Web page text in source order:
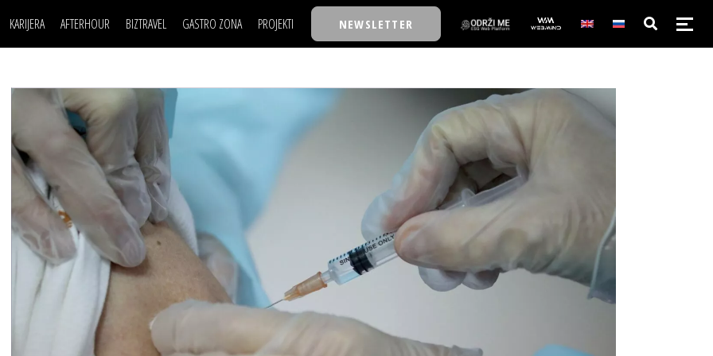
KARIJERA
LJUDI (HR)
MOJ UGAO
USAVRŠAVANJE
KNOW-HOW
AFTERHOUR
KNJIGE
AUTO SVET
STIL
WELLBEING
BIZTRAVEL GASTRO ZONA PROJEKTI
BMW BIZNIS LIGA
BIZLIFE WEEK
IZJAVA GODINE
NEWSLETTER
POSAO
MOJ UGAO
USAVRŠAVANJE
KNOW-HOW
FILM I SCENA
AUTO SVET
STIL
WELLBEING
NAJKOLEGA
30 ISPOD 30
BACK TO OFFICE/SCHOOL
BIZBENDOVI
IZJAVA GODINE